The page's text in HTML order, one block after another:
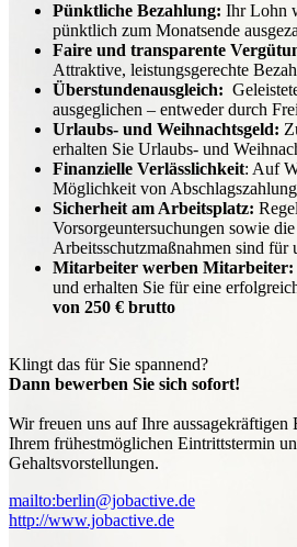
Pünktliche Bezahlung: Ihr Lohn
pünktlich zum Monatsende
Faire und transparente
Attraktive, leistungsgerechte
Überstundenausgleich:
ausgeglichen – entweder durch
Urlaubs- und Weihnachtsgeld:
erhalten Sie Urlaubs- und
Finanzielle Verlässlichkeit: Auf
Möglichkeit von
Sicherheit am Arbeitsplatz:
Vorsorgeuntersuchungen sowie
Arbeitsschutzmaßnahmen sind für
Mitarbeiter werben Mitarbeiter:
und erhalten Sie für eine
von 250 € brutto
Klingt das für Sie spannend?
Dann bewerben Sie sich sofort!
Wir freuen uns auf Ihre
Ihrem frühestmöglichen Eintrittstermin
Gehaltsvorstellungen.
mailto:berlin@jobactive.de
http://www.jobactive.de